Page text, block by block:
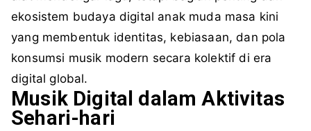
ekosistem budaya digital anak muda masa kini
yang membentuk identitas, kebiasaan, dan pola
konsumsi musik modern secara kolektif di era
digital global.
Musik Digital dalam Aktivitas
Sehari-hari